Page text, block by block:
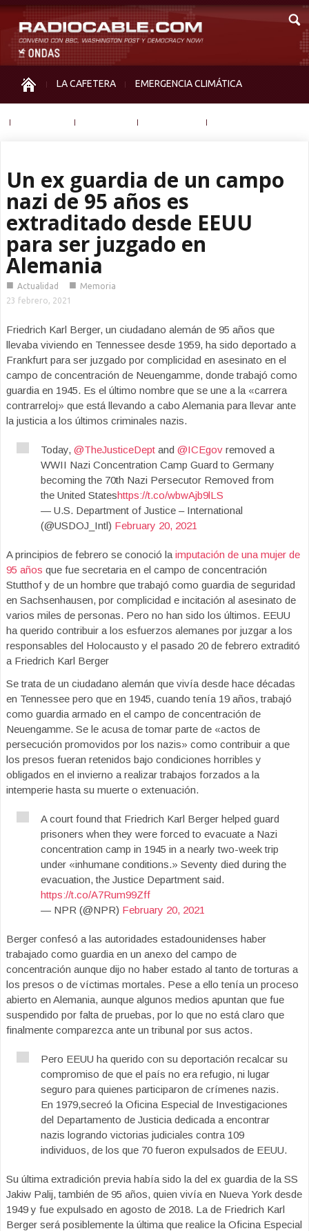
LA CAFETERA EMERGENCIA CLIMÁTICA
Un ex guardia de un campo
nazi de 95 años es
extraditado desde EEUU
para ser juzgado en
Alemania
■ Actualidad ■ Memoria
23 febrero, 2021
Friedrich Karl Berger, un ciudadano alemán de 95 años que
llevaba viviendo en Tennessee desde 1959, ha sido deportado a
Frankfurt para ser juzgado por complicidad en asesinato en el
campo de concentración de Neuengamme, donde trabajó como
guardia en 1945. Es el último nombre que se une a la «carrera
contrarreloj» que está llevando a cabo Alemania para llevar ante
la justicia a los últimos criminales nazis.
Today, @TheJusticeDept and @ICEgov removed a
WWII Nazi Concentration Camp Guard to Germany
becoming the 70th Nazi Persecutor Removed from
the United Stateshttps://t.co/wbwAjb9lLS
— U.S. Department of Justice – International
(@USDOJ_Intl) February 20, 2021
A principios de febrero se conoció la imputación de una mujer de
95 años que fue secretaria en el campo de concentración
Stutthof y de un hombre que trabajó como guardia de seguridad
en Sachsenhausen, por complicidad e incitación al asesinato de
varios miles de personas. Pero no han sido los últimos. EEUU
ha querido contribuir a los esfuerzos alemanes por juzgar a los
responsables del Holocausto y el pasado 20 de febrero extraditó
a Friedrich Karl Berger
Se trata de un ciudadano alemán que vivía desde hace décadas
en Tennessee pero que en 1945, cuando tenía 19 años, trabajó
como guardia armado en el campo de concentración de
Neuengamme. Se le acusa de tomar parte de «actos de
persecución promovidos por los nazis» como contribuir a que
los presos fueran retenidos bajo condiciones horribles y
obligados en el invierno a realizar trabajos forzados a la
intemperie hasta su muerte o extenuación.
A court found that Friedrich Karl Berger helped guard
prisoners when they were forced to evacuate a Nazi
concentration camp in 1945 in a nearly two-week trip
under «inhumane conditions.» Seventy died during the
evacuation, the Justice Department said.
https://t.co/A7Rum99Zff
— NPR (@NPR) February 20, 2021
Berger confesó a las autoridades estadounidenses haber
trabajado como guardia en un anexo del campo de
concentración aunque dijo no haber estado al tanto de torturas a
los presos o de víctimas mortales. Pese a ello tenía un proceso
abierto en Alemania, aunque algunos medios apuntan que fue
suspendido por falta de pruebas, por lo que no está claro que
finalmente comparezca ante un tribunal por sus actos.
Pero EEUU ha querido con su deportación recalcar su
compromiso de que el país no era refugio, ni lugar
seguro para quienes participaron de crímenes nazis.
En 1979,secreó la Oficina Especial de Investigaciones
del Departamento de Justicia dedicada a encontrar
nazis logrando victorias judiciales contra 109
individuos, de los que 70 fueron expulsados de EEUU.
Su última extradición previa había sido la del ex guardia de la SS
Jakiw Palij, también de 95 años, quien vivía en Nueva York desde
1949 y fue expulsado en agosto de 2018. La de Friedrich Karl
Berger será posiblemente la última que realice la Oficina Especial